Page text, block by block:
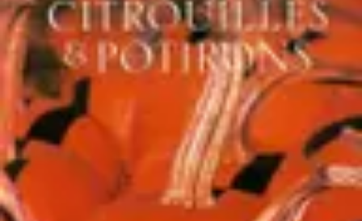
Citrouilles et Fantômes
Décorations HalloweenCuisine et SantéLégendes et
histoiresCulture DIY & Décoration
Citrouilles et Fantômes